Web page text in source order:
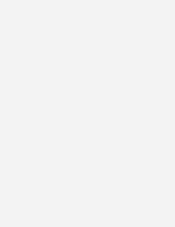
in gemeinsamen Projekten mit
Ministerien gesammelt und sich
Media engagiert.
votierten die Delegierten für
im Juni 2022 das Amt des
die Leitung des neu gegründeten
übernommen. Seit Januar
Mitglied des Vorstands. Eine formale
erfolgte durch die
am 13. Juni 2023 in Bonn.